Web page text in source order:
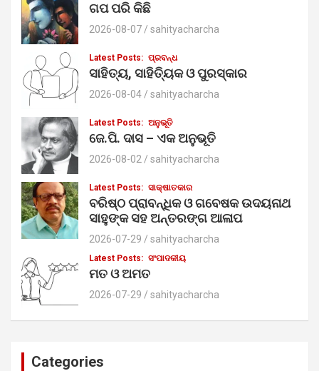
ଗପ ପରି କିଛି
2026-08-07 sahityacharcha
Latest Posts: ପ୍ରବନ୍ଧ
ସାହିତ୍ୟ, ସାହିତ୍ୟିକ ଓ ପୁରସ୍କାର
2026-08-04 sahityacharcha
Latest Posts: ଅନୁଭୂତି
ଜେ.ପି. ଦାସ – ଏକ ଅନୁଭୂତି
2026-08-02 sahityacharcha
Latest Posts: ସାକ୍ଷାତକାର
ବରିଷ୍ଠ ପ୍ରାବନ୍ଧିକ ଓ ଗବେଷକ ଉଦୟନାଥ
ସାହୁଙ୍କ ସହ ଅନ୍ତରଙ୍ଗ ଆଳାପ
2026-07-29 sahityacharcha
Latest Posts: ସଂପାଦକୀୟ
ମତ ଓ ଅମତ
2026-07-29 sahityacharcha
Categories